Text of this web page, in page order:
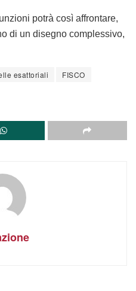
potrà così affrontare,
di un disegno complessivo,
esattoriali
FISCO